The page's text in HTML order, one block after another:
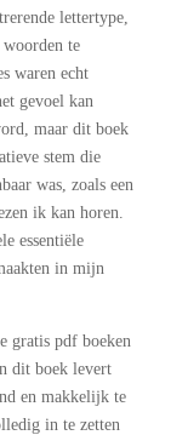
lettertype,
te
waren echt
gevoel kan
maar dit boek
stem die
was, zoals een
ik kan horen.
essentiële
in mijn
gratis pdf boeken
dit boek levert
en makkelijk te
in te zetten